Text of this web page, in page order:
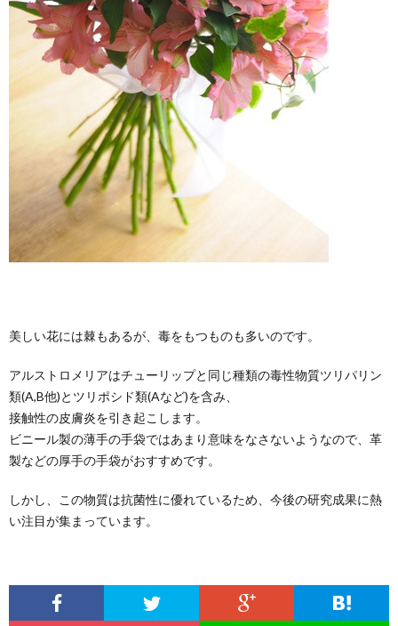
美しい花には棘もあるが、毒をもつものも多いのです。
アルストロメリアはチューリップと同じ種類の毒性物質ツリパリン
類(A,B他)とツリポシド類(Aなど)を含み、
接触性の皮膚炎を引き起こします。
ビニール製の薄手の手袋ではあまり意味をなさないようなので、革
製などの厚手の手袋がおすすめです。
しかし、この物質は抗菌性に優れているため、今後の研究成果に熱
い注目が集まっています。